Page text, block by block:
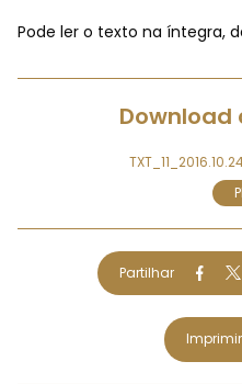
Pode ler o texto na íntegra,
Download
Partilhar
Imprimir